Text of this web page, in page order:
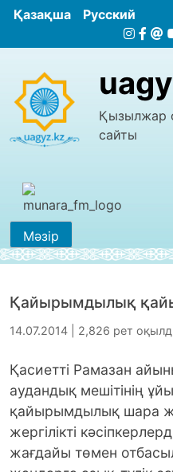
Қазақша Русский
Қызылжар
сайты
Мәзір
Қайырымдылық
14.07.2014 | 2,826 рет
Қасиетті Рамазан
аудандық мешітінің
қайырымдылық шара
жергілікті
жағдайы төмен